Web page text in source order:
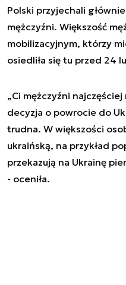
Polski przyjechali
mężczyźni. Większość
mobilizacyjnym, którzy
osiedliła się tu przed 24
„Ci mężczyźni
decyzja o powrocie do
trudna. W większości
ukraińską, na przykład
przekazują na Ukrainę
- oceniła.